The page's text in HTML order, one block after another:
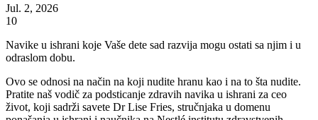
Jul. 2, 2026
10
Navike u ishrani koje Vaše dete sad razvija mogu ostati sa njim i u
odraslom dobu.
Ovo se odnosi na način na koji nudite hranu kao i na to šta nudite.
Pratite naš vodič za podsticanje zdravih navika u ishrani za ceo
život, koji sadrži savete Dr Lise Fries, stručnjaka u domenu